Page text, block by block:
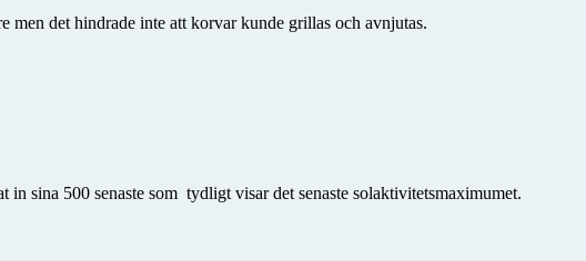
men det hindrade inte att korvar kunde grillas och avnjutas.
sina 500 senaste som tydligt visar det senaste solaktivitetsmaximumet.